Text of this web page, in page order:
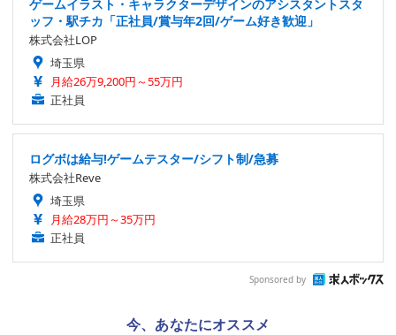
ゲームイラスト・キャラクターデザインのアシスタントスタ
ッフ・駅チカ「正社員/賞与年2回/ゲーム好き歓迎」
株式会社LOP
埼玉県
月給26万9,200円～55万円
正社員
ログボは給与!ゲームテスター/シフト制/急募
株式会社Reve
埼玉県
月給28万円～35万円
正社員
Sponsored by
今、あなたにオススメ